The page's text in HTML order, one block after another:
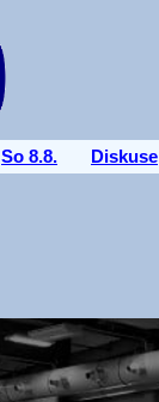
So 8.8. Diskuse